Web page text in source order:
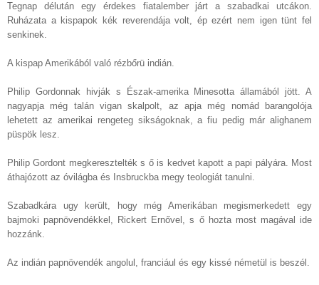
Tegnap délután egy érdekes fiatalember járt a szabadkai utcákon.
Ruházata a kispapok kék reverendája volt, ép ezért nem igen tünt fel
senkinek.
A kispap Amerikából való rézbőrü indián.
Philip Gordonnak hivják s Észak-amerika Minesotta államából jött. A
nagyapja még talán vigan skalpolt, az apja még nomád barangolója
lehetett az amerikai rengeteg sikságoknak, a fiu pedig már alighanem
püspök lesz.
Philip Gordont megkeresztelték s ő is kedvet kapott a papi pályára. Most
áthajózott az óvilágba és Insbruckba megy teologiát tanulni.
Szabadkára ugy került, hogy még Amerikában megismerkedett egy
bajmoki papnövendékkel, Rickert Ernővel, s ő hozta most magával ide
hozzánk.
Az indián papnövendék angolul, franciául és egy kissé németül is beszél.